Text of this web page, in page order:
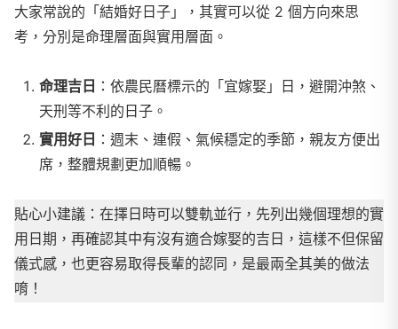
大家常說的「結婚好日子」，其實可以從 2 個方向來思
考，分別是命理層面與實用層面。
命理吉日 ：依農民曆標示的「宜嫁娶」日，避開沖煞、
天刑等不利的日子。
實用好日 ：週末、連假、氣候穩定的季節，親友方便出
席，整體規劃更加順暢。
貼心小建議：在擇日時可以雙軌並行，先列出幾個理想的實
用日期，再確認其中有沒有適合嫁娶的吉日，這樣不但保留
儀式感，也更容易取得長輩的認同，是最兩全其美的做法
唷！